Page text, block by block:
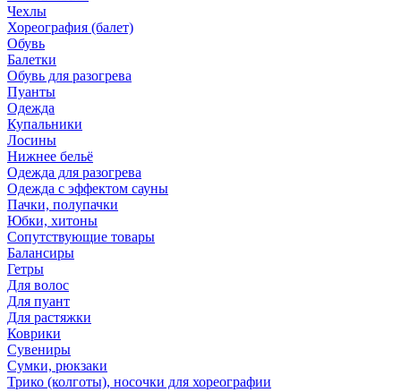
Чехлы
Хореография (балет)
Обувь
Балетки
Обувь для разогрева
Пуанты
Одежда
Купальники
Лосины
Нижнее бельё
Одежда для разогрева
Одежда с эффектом сауны
Пачки, полупачки
Юбки, хитоны
Сопутствующие товары
Балансиры
Гетры
Для волос
Для пуант
Для растяжки
Коврики
Сувениры
Сумки, рюкзаки
Трико (колготы), носочки для хореографии